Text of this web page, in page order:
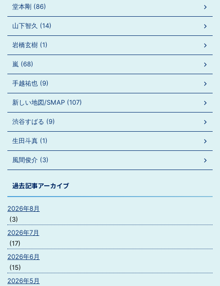
堂本剛 (86)
山下智久 (14)
岩橋玄樹 (1)
嵐 (68)
手越祐也 (9)
新しい地図/SMAP (107)
渋谷すばる (9)
生田斗真 (1)
風間俊介 (3)
過去記事アーカイブ
2026年8月
(3)
2026年7月
(17)
2026年6月
(15)
2026年5月